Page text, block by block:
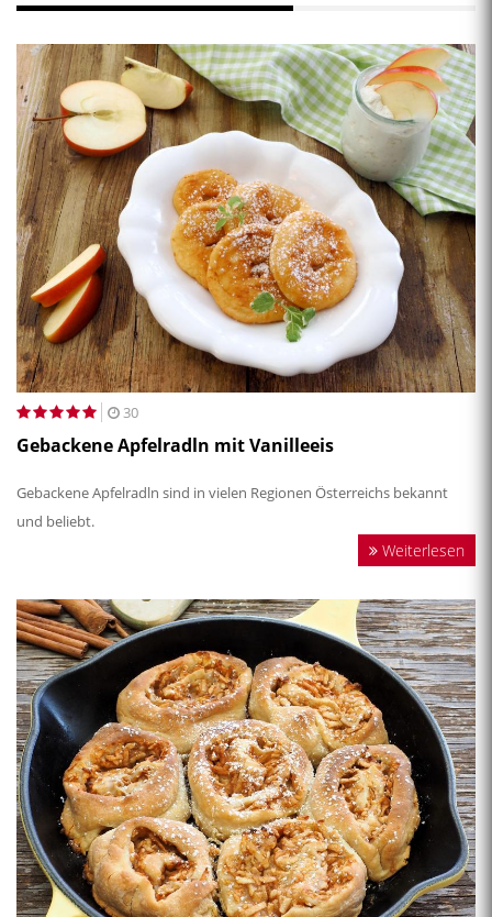
30
Gebackene Apfelradln mit Vanilleeis
Gebackene Apfelradln sind in vielen Regionen Österreichs bekannt
und beliebt.
Weiterlesen